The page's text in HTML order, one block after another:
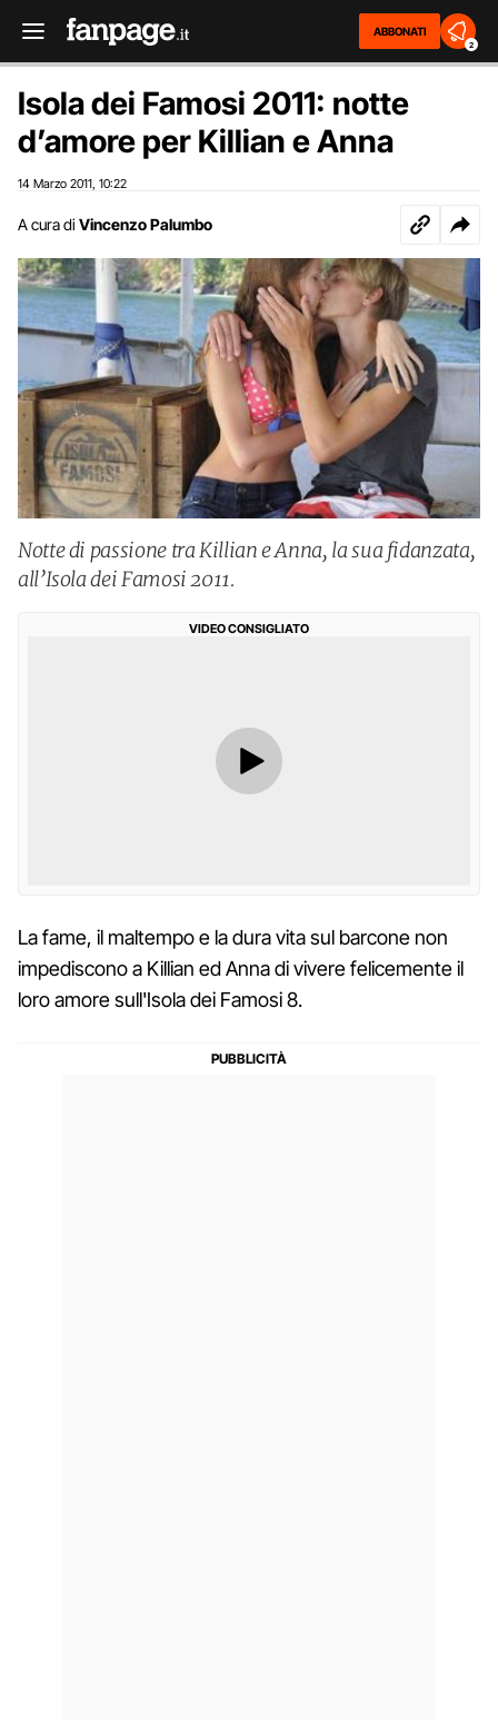
ABBONATI
2
Isola dei Famosi 2011: notte
d’amore per Killian e Anna
14 Marzo 2011 10:22
A cura di Vincenzo Palumbo
Notte di passione tra Killian e Anna, la sua fidanzata,
all’Isola dei Famosi 2011.
VIDEO CONSIGLIATO
La fame, il maltempo e la dura vita sul barcone non
impediscono a Killian ed Anna di vivere felicemente il
loro amore sull'Isola dei Famosi 8.